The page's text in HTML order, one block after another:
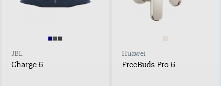
JBL
Charge 6
Huawei
FreeBuds Pro 5